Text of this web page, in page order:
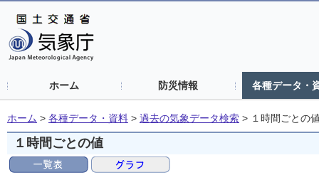
ホーム 防災情報 各種データ・
ホーム > 各種データ・資料 > 過去の気象データ検索 > １時間ごとの
１時間ごとの値